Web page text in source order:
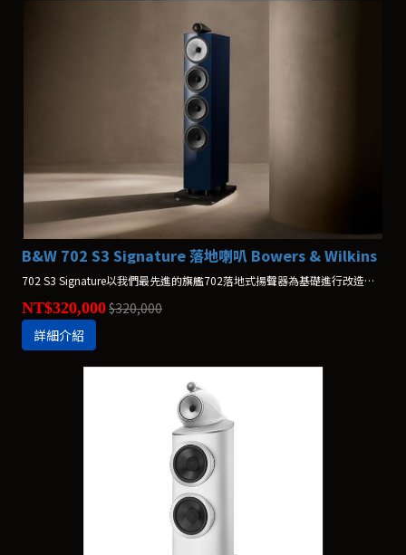
B&W 702 S3 Signature 落地喇叭 Bowers & Wilkins
702 S3 Signature以我們最先進的旗艦702落地式揚聲器為基礎進行改造，帶來無與倫比的性能等級。
NT$320,000$320,000
詳細介紹